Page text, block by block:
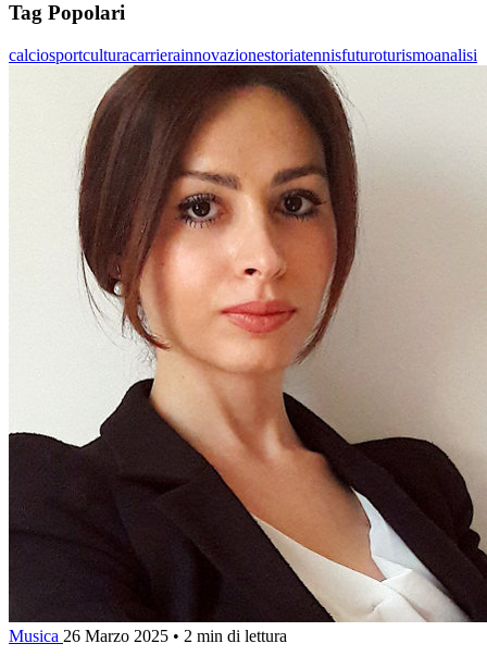
Tag Popolari
calciosportculturacarrierainnovazionestoriatennisfuturoturismoanalisi
Musica 26 Marzo 2025 • 2 min di lettura